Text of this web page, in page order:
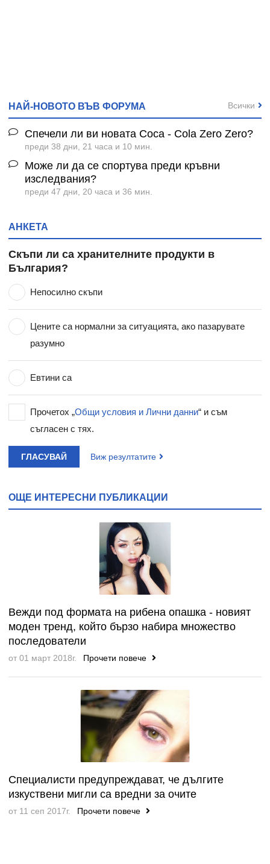
НАЙ-НОВОТО ВЪВ ФОРУМА
Спечели ли ви новата Coca - Cola Zero Zero?
преди 38 дни, 21 часа и 10 мин.
Може ли да се спортува преди кръвни
изследвания?
преди 47 дни, 20 часа и 36 мин.
Всички
АНКЕТА
Скъпи ли са хранителните продукти в
България?
Непосилно скъпи
Цените са нормални за ситуацията, ако пазарувате
разумно
Евтини са
Прочетох „Общи условия и Лични данни“ и съм
съгласен с тях.
ГЛАСУВАЙ Виж резултатите
ОЩЕ ИНТЕРЕСНИ ПУБЛИКАЦИИ
Вежди под формата на рибена опашка - новият
моден тренд, който бързо набира множество
последователи
от 01 март 2018г. Прочети повече
Специалисти предупреждават, че дългите
изкуствени мигли са вредни за очите
от 11 сеп 2017г. Прочети повече